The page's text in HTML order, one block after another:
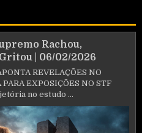
Rachou,
| 06/02/2026
REVELAÇÕES NO
EXPOSIÇÕES NO STF
no estudo ...